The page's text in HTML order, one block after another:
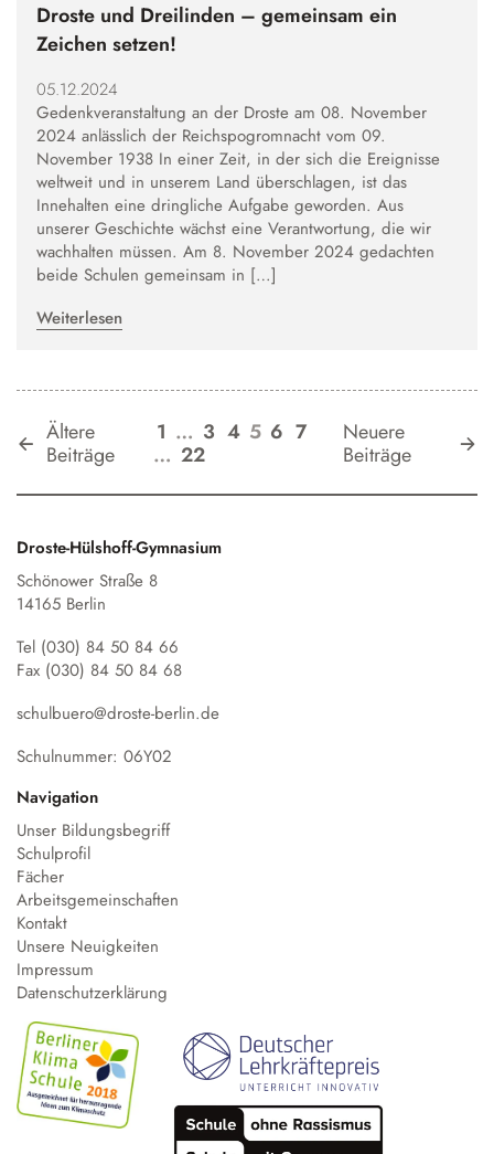
Droste und Dreilinden – gemeinsam ein
Zeichen setzen!
05.12.2024
Gedenkveranstaltung an der Droste am 08. November
2024 anlässlich der Reichspogromnacht vom 09.
November 1938 In einer Zeit, in der sich die Ereignisse
weltweit und in unserem Land überschlagen, ist das
Innehalten eine dringliche Aufgabe geworden. Aus
unserer Geschichte wächst eine Verantwortung, die wir
wachhalten müssen. Am 8. November 2024 gedachten
beide Schulen gemeinsam in […]
Weiterlesen
Ältere
Beiträge
1 … 3 4 5 6 7
… 22
Neuere
Beiträge
Droste-Hülshoff-Gymnasium
Schönower Straße 8
14165 Berlin
Tel (030) 84 50 84 66
Fax (030) 84 50 84 68
schulbuero@droste-berlin.de
Schulnummer: 06Y02
Navigation
Unser Bildungsbegriff
Schulprofil
Fächer
Arbeitsgemeinschaften
Kontakt
Unsere Neuigkeiten
Impressum
Datenschutzerklärung